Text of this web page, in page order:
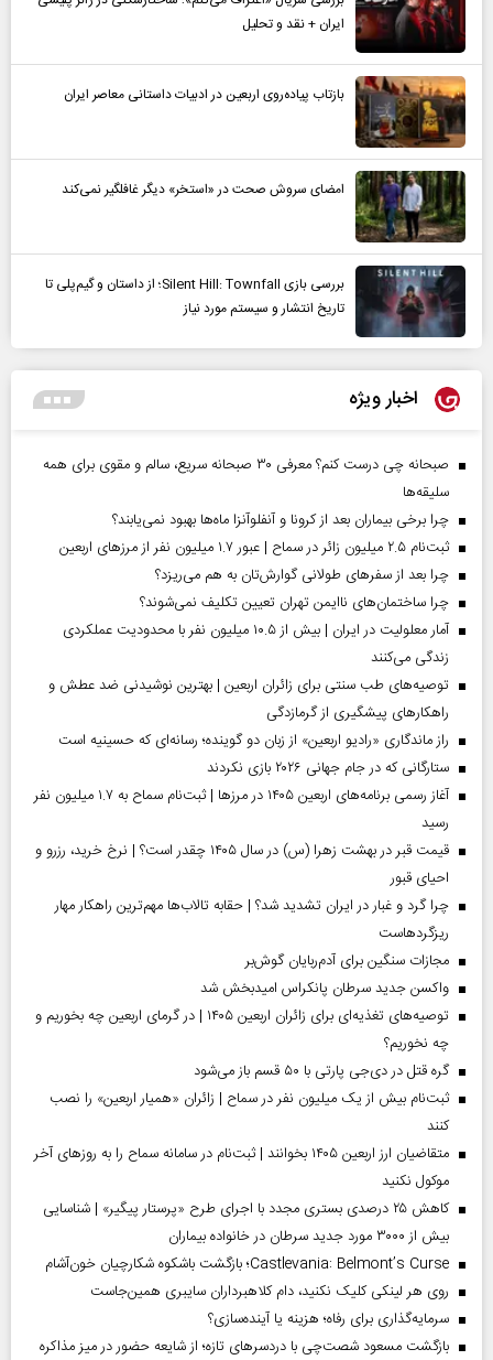
ایران + نقد و تحلیل
بازتاب پیاده‌روی اربعین در ادبیات داستانی معاصر ایران
امضای سروش صحت در «استخر» دیگر غافلگیر نمی‌کند
بررسی بازی Silent Hill: Townfall؛ از داستان و گیم‌پلی تا
تاریخ انتشار و سیستم مورد نیاز
اخبار ویژه
صبحانه چی درست کنم؟ معرفی ۳۰ صبحانه سریع، سالم و مقوی برای همه
سلیقه‌ها
چرا برخی بیماران بعد از کرونا و آنفلوآنزا ماه‌ها بهبود نمی‌یابند؟
ثبت‌نام ۲.۵ میلیون زائر در سماح | عبور ۱.۷ میلیون نفر از مرز‌های اربعین
چرا بعد از سفرهای طولانی گوارش‌تان به هم می‌ریزد؟
چرا ساختمان‌های ناایمن تهران تعیین تکلیف نمی‌شوند؟
آمار معلولیت در ایران | بیش از ۱۰.۵ میلیون نفر با محدودیت عملکردی
زندگی می‌کنند
توصیه‌های طب سنتی برای زائران اربعین | بهترین نوشیدنی ضد عطش و
راهکارهای پیشگیری از گرمازدگی
راز ماندگاری «رادیو اربعین» از زبان دو گوینده؛ رسانه‌ای که حسینیه است
ستارگانی که در جام جهانی ۲۰۲۶ بازی نکردند
آغاز رسمی برنامه‌های اربعین ۱۴۰۵ در مرز‌ها | ثبت‌نام سماح به ۱.۷ میلیون نفر
رسید
قیمت قبر در بهشت زهرا (س) در سال ۱۴۰۵ چقدر است؟ | نرخ خرید، رزرو و
احیای قبور
چرا گرد و غبار در ایران تشدید شد؟ | حقابه تالاب‌ها مهم‌ترین راهکار مهار
ریزگردهاست
مجازات سنگین برای آدم‌ربایان گوش‌بر
واکسن جدید سرطان پانکراس امیدبخش شد
توصیه‌های تغذیه‌ای برای زائران اربعین ۱۴۰۵ | در گرمای اربعین چه بخوریم و
چه نخوریم؟
گره قتل در دی‌جی پارتی با ۵۰ قسم باز می‌شود
ثبت‌نام بیش از یک میلیون نفر در سماح | زائران «همیار اربعین» را نصب
کنند
متقاضیان ارز اربعین ۱۴۰۵ بخوانند | ثبت‌نام در سامانه سماح را به روز‌های آخر
موکول نکنید
کاهش ۲۵ درصدی بستری مجدد با اجرای طرح «پرستار پیگیر» | شناسایی
بیش از ۳۰۰۰ مورد جدید سرطان در خانواده بیماران
Castlevania: Belmont’s Curse؛ بازگشت باشکوه شکارچیان خون‌آشام
روی هر لینکی کلیک نکنید، دام کلاهبرداران سایبری همین‌جاست
سرمایه‌گذاری برای رفاه؛ هزینه یا آینده‌سازی؟
بازگشت مسعود شصت‌چی با دردسر‌های تازه؛ از شایعه حضور در میز مذاکره